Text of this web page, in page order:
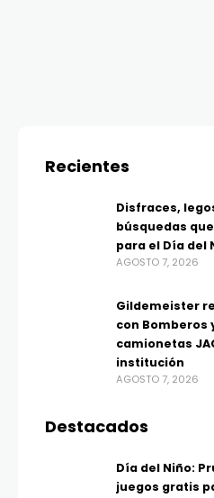
Recientes
Disfraces,
búsquedas
para el Día del
AGOSTO 7, 2026
Gildemeister
con Bomberos
camionetas
institución
AGOSTO 7, 2026
Destacados
Día del Niño:
juegos gratis